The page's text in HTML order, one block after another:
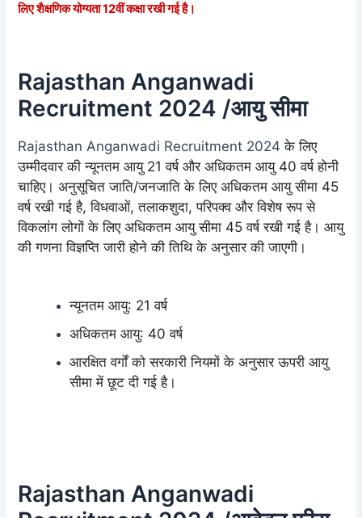
लिए शैक्षणिक योग्यता 12वीं कक्षा रखी गई है।
Rajasthan Anganwadi
Recruitment 2024 /आयु सीमा
Rajasthan Anganwadi Recruitment 2024 के लिए
उम्मीदवार की न्यूनतम आयु 21 वर्ष और अधिकतम आयु 40 वर्ष होनी
चाहिए। अनुसूचित जाति/जनजाति के लिए अधिकतम आयु सीमा 45
वर्ष रखी गई है, विधवाओं, तलाकशुदा, परिपक्व और विशेष रूप से
विकलांग लोगों के लिए अधिकतम आयु सीमा 45 वर्ष रखी गई है। आयु
की गणना विज्ञप्ति जारी होने की तिथि के अनुसार की जाएगी।
न्यूनतम आयु: 21 वर्ष
अधिकतम आयु: 40 वर्ष
आरक्षित वर्गों को सरकारी नियमों के अनुसार ऊपरी आयु
सीमा में छूट दी गई है।
Rajasthan Anganwadi